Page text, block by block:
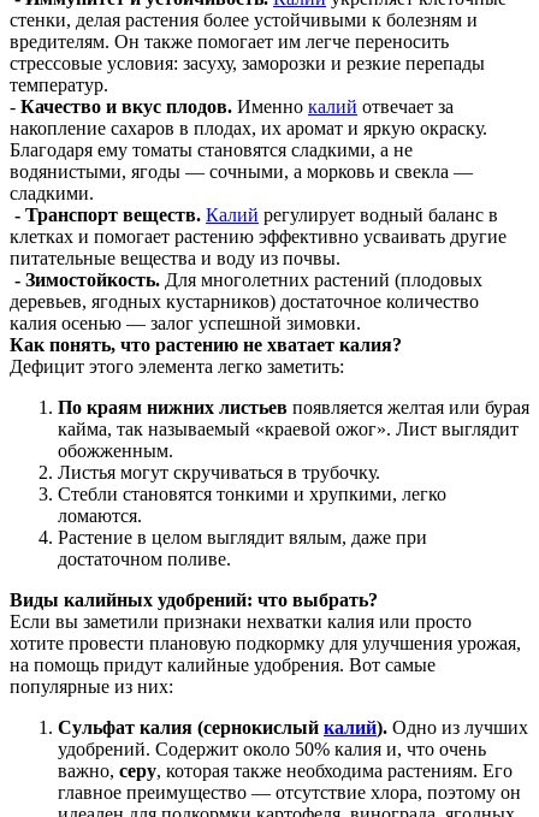
стенки, делая растения более устойчивыми к болезням и
вредителям. Он также помогает им легче переносить
стрессовые условия: засуху, заморозки и резкие перепады
температур.
- Качество и вкус плодов. Именно калий отвечает за
накопление сахаров в плодах, их аромат и яркую окраску.
Благодаря ему томаты становятся сладкими, а не
водянистыми, ягоды — сочными, а морковь и свекла —
сладкими.
- Транспорт веществ. Калий регулирует водный баланс в
клетках и помогает растению эффективно усваивать другие
питательные вещества и воду из почвы.
- Зимостойкость. Для многолетних растений (плодовых
деревьев, ягодных кустарников) достаточное количество
калия осенью — залог успешной зимовки.
Как понять, что растению не хватает калия?
Дефицит этого элемента легко заметить:
По краям нижних листьев появляется желтая или бурая
кайма, так называемый «краевой ожог». Лист выглядит
обожженным.
Листья могут скручиваться в трубочку.
Стебли становятся тонкими и хрупкими, легко
ломаются.
Растение в целом выглядит вялым, даже при
достаточном поливе.
Виды калийных удобрений: что выбрать?
Если вы заметили признаки нехватки калия или просто
хотите провести плановую подкормку для улучшения урожая,
на помощь придут калийные удобрения. Вот самые
популярные из них:
Сульфат калия (сернокислый калий). Одно из лучших
удобрений. Содержит около 50% калия и, что очень
важно, серу, которая также необходима растениям. Его
главное преимущество — отсутствие хлора, поэтому он